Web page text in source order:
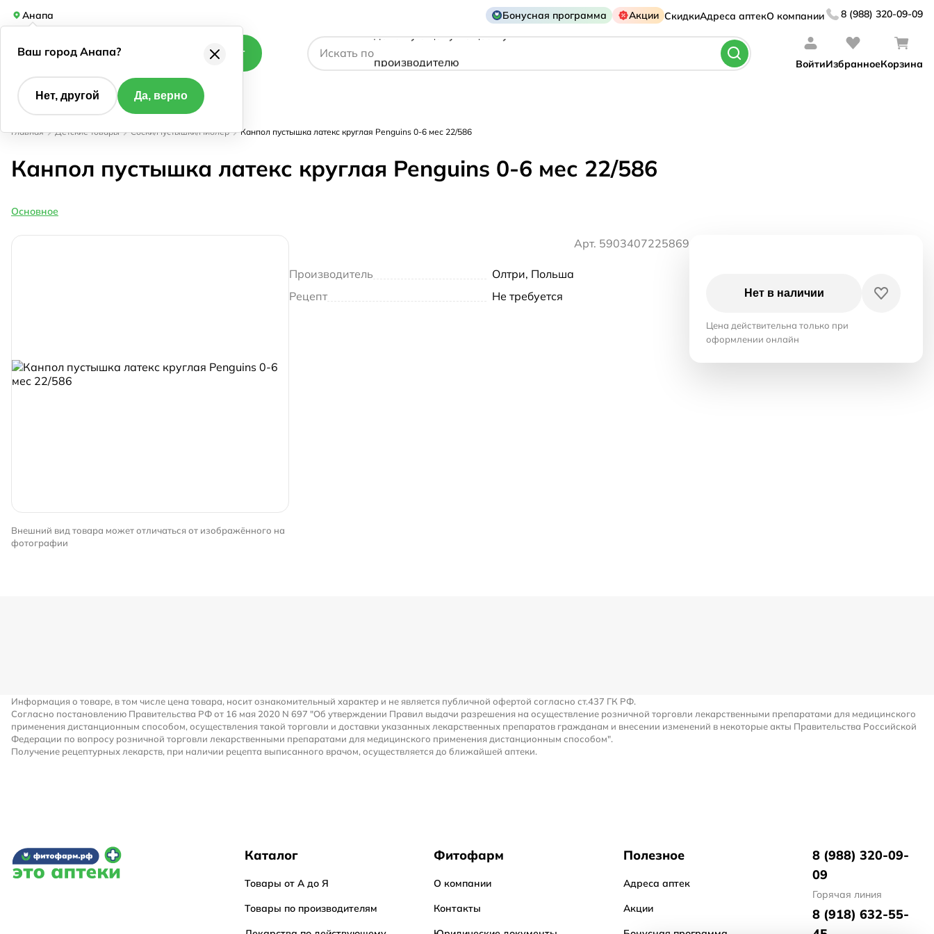
Анапа Бонусная программа Акции СкидкиАдреса аптекО компании 8 (988) 320-09-09
Каталог Искать по
действующему веществу
производителю
ВойтиИзбранноеКорзина
Главная Детские товары Соски/Пустышки/Ниблер Канпол пустышка латекс круглая Penguins 0-6 мес 22/586
Канпол пустышка латекс круглая Penguins 0-6 мес 22/586
Основное
Внешний вид товара может отличаться от изображённого на
фотографии
Арт. 5903407225869
Производитель
Олтри, Польша
Рецепт
Не требуется Нет в наличии
Цена действительна только при
оформлении онлайн
Информация о товаре, в том числе цена товара, носит ознакомительный характер и не является публичной офертой согласно ст.437 ГК РФ.
Согласно постановлению Правительства РФ от 16 мая 2020 N 697 "Об утверждении Правил выдачи разрешения на осуществление розничной торговли лекарственными препаратами для медицинского
применения дистанционным способом, осуществления такой торговли и доставки указанных лекарственных препаратов гражданам и внесении изменений в некоторые акты Правительства Российской
Федерации по вопросу розничной торговли лекарственными препаратами для медицинского применения дистанционным способом".
Получение рецептурных лекарств, при наличии рецепта выписанного врачом, осуществляется до ближайшей аптеки.
Каталог
Товары от А до Я
Товары по производителям
Фитофарм
О компании
Контакты
Полезное
Адреса аптек
Акции
8 (988) 320-09-
09
Горячая линия
8 (918) 632-55-
Ваш город Анапа?
Нет, другой Да, верно